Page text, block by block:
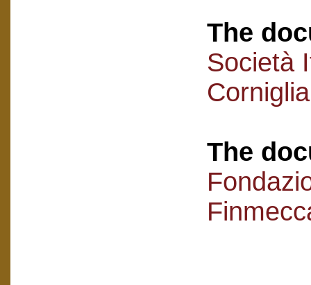
The
Società
The